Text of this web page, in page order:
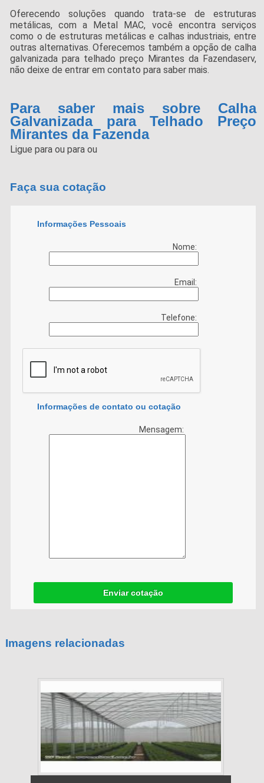
Oferecendo soluções quando trata-se de estruturas
metálicas, com a Metal MAC, você encontra serviços
como o de estruturas metálicas e calhas industriais, entre
outras alternativas. Oferecemos também a opção de calha
galvanizada para telhado preço Mirantes da Fazendaserv,
não deixe de entrar em contato para saber mais.
Para saber mais sobre Calha
Galvanizada para Telhado Preço
Mirantes da Fazenda
Ligue paraou paraou
Faça sua cotação
Informações Pessoais
Nome:
Email:
Telefone:
Informações de contato ou cotação
Mensagem:
Enviar cotação
Imagens relacionadas